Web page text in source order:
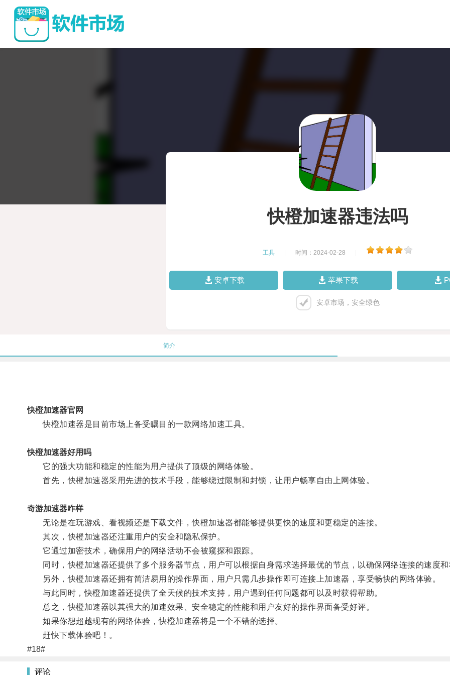
快橙加速器违法吗
工具 时间：2024-02-28
安卓下载 苹果下载
安卓市场，安全绿色
简介
快橙加速器官网
快橙加速器是目前市场上备受瞩目的一款网络加速工具。
快橙加速器好用吗
它的强大功能和稳定的性能为用户提供了顶级的网络体验。
首先，快橙加速器采用先进的技术手段，能够绕过限制和封锁，让用户畅享自由上网体验。
奇游加速器咋样
无论是在玩游戏、看视频还是下载文件，快橙加速器都能够提供更快的速度和更稳定的连接。
其次，快橙加速器还注重用户的安全和隐私保护。
它通过加密技术，确保用户的网络活动不会被窥探和跟踪。
同时，快橙加速器还提供了多个服务器节点，用户可以根据自身需求选择最优的节点，以确保网络连接的速度
另外，快橙加速器还拥有简洁易用的操作界面，用户只需几步操作即可连接上加速器，享受畅快的网络体验。
与此同时，快橙加速器还提供了全天候的技术支持，用户遇到任何问题都可以及时获得帮助。
总之，快橙加速器以其强大的加速效果、安全稳定的性能和用户友好的操作界面备受好评。
如果你想超越现有的网络体验，快橙加速器将是一个不错的选择。
赶快下载体验吧！。
#18#
评论